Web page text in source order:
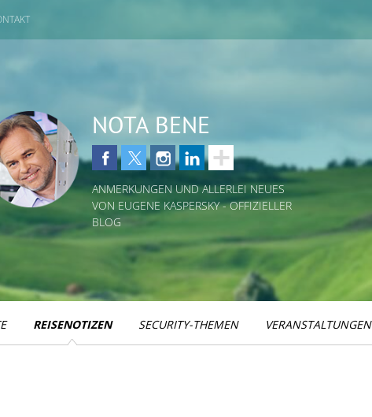
NOTA BENE
ANMERKUNGEN UND ALLERLEI NEUES
VON EUGENE KASPERSKY - OFFIZIELLER
BLOG
REISENOTIZEN SECURITY-THEMEN VERANSTALTUNGEN